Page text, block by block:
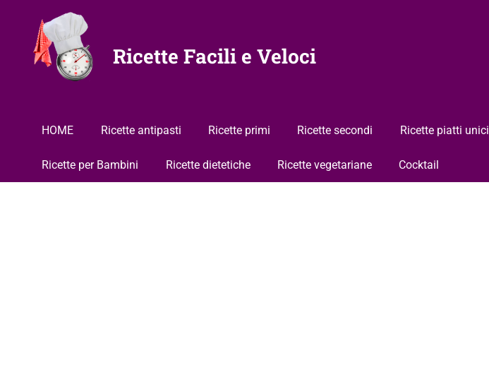
contenuto
Ricette Facili e Veloci
HOME Ricette antipasti Ricette primi Ricette secondi Ricette piatti unici
Ricette per Bambini Ricette dietetiche Ricette vegetariane Cocktail